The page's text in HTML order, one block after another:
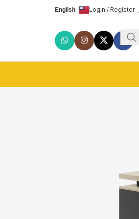
Login / Register
English